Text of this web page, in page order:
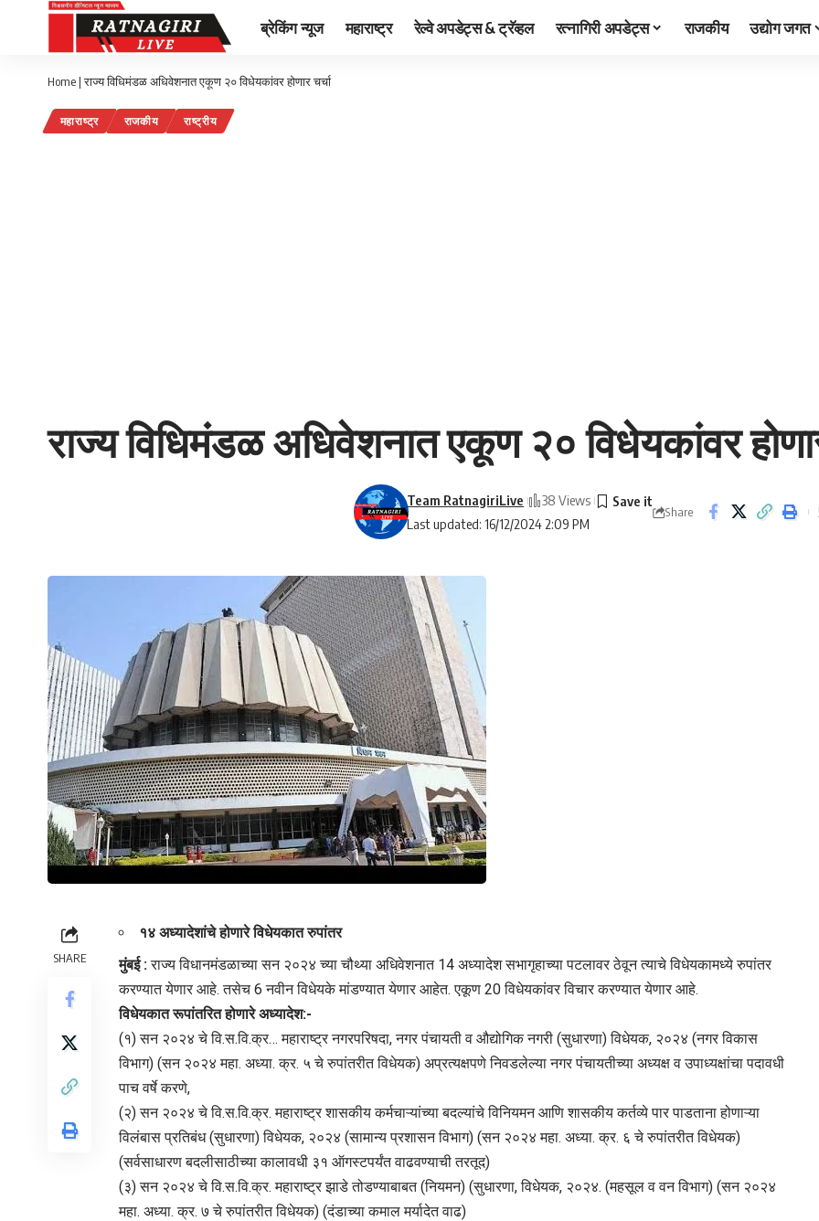
ब्रेकिंग न्यूज महाराष्ट्र रेल्वे अपडेट्स & ट्रॅव्हल रत्नागिरी अपडेट्स राजकीय उद्योग जगत
Home |राज्य विधिमंडळ अधिवेशनात एकूण २० विधेयकांवर होणार चर्चा
महाराष्ट्र राजकीय राष्ट्रीय
राज्य विधिमंडळ अधिवेशनात एकूण २० विधेयकांवर
Last updated: 16/12/2024 2:09 PM
Team RatnagiriLive 38 Views
Share
SHARE
१४ अध्यादेशांचे होणारे विधेयकात रुपांतर
मुंबई :राज्य विधानमंडळाच्या सन २०२४ च्या चौथ्या अधिवेशनात 14 अध्यादेश सभागृहाच्या पटलावर ठेवून त्याचे विधेयकामध्ये रुपांतर
करण्यात येणार आहे. तसेच 6 नवीन विधेयके मांडण्यात येणार आहेत. एकूण 20 विधेयकांवर विचार करण्यात येणार आहे.
विधेयकात रूपांतरित होणारे अध्यादेश:-
(१) सन २०२४ चे वि.स.वि.क्र… महाराष्ट्र नगरपरिषदा, नगर पंचायती व औद्योगिक नगरी (सुधारणा) विधेयक, २०२४ (नगर विकास
विभाग) (सन २०२४ महा. अध्या. क्र. ५ चे रुपांतरीत विधेयक) अप्रत्यक्षपणे निवडलेल्या नगर पंचायतीच्या अध्यक्ष व उपाध्यक्षांचा पदावधी
पाच वर्षे करणे,
(२) सन २०२४ चे वि.स.वि.क्र. महाराष्ट्र शासकीय कर्मचाऱ्यांच्या बदल्यांचे विनियमन आणि शासकीय कर्तव्ये पार पाडताना होणाऱ्या
विलंबास प्रतिबंध (सुधारणा) विधेयक, २०२४ (सामान्य प्रशासन विभाग) (सन २०२४ महा. अध्या. क्र. ६ चे रुपांतरीत विधेयक)
(सर्वसाधारण बदलीसाठीच्या कालावधी ३१ ऑगस्टपर्यंत वाढवण्याची तरतूद)
(३) सन २०२४ चे वि.स.वि.क्र. महाराष्ट्र झाडे तोडण्याबाबत (नियमन) (सुधारणा, विधेयक, २०२४. (महसूल व वन विभाग) (सन २०२४
महा. अध्या. क्र. ७ चे रुपांतरीत विधेयक) (दंडाच्या कमाल मर्यादेत वाढ)